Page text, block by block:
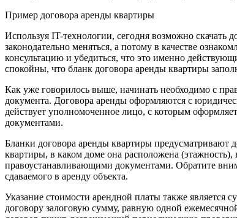
Пример договора аренды квартиры
Используя IT-технологии, сегодня возможно
законодательно меняться, а потому в качестве
консультацию и убедиться, что это именно
спокойны, что бланк договора аренды квартиры
Как уже говорилось выше, начинать необходимо с
документа. Договора аренды оформляются с
действует уполномоченное лицо, с которым
документами.
Бланки договора аренды квартиры предусматривают
квартиры, в каком доме она расположена
правоустанавливающими документами. Обратите
сдаваемого в аренду объекта.
Указание стоимости арендной платы также является
договору залоговую сумму, равную одной